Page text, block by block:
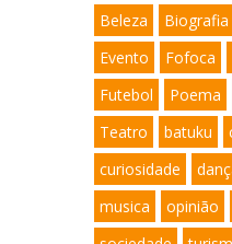
Beleza Biografia
Evento
Fofoca
Futebol
Poema
Teatro
batuku
curiosidade
musica
opinião